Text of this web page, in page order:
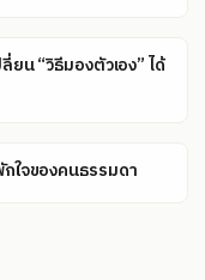
น “วิธีมองตัวเอง” ได้
ใจของคนธรรมดา